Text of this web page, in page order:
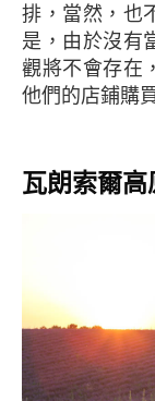
排，當然，也
是，由於沒有
觀將不會存在
他們的店鋪購
瓦朗索爾